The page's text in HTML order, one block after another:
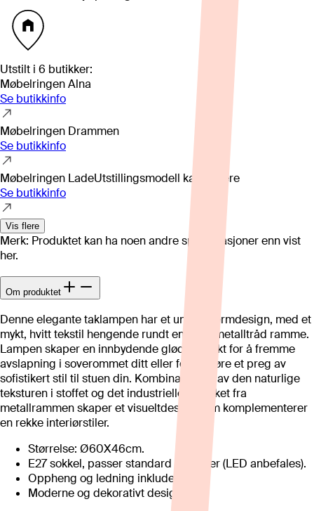
Utstilt i 6 butikker:
Møbelringen Alna
Se butikkinfo
Møbelringen Drammen
Se butikkinfo
Møbelringen LadeUtstillingsmodell kan variere
Se butikkinfo
Vis flere
Merk: Produktet kan ha noen andre spesifikasjoner enn vist
her.
Om produktet
Denne elegante taklampen har et unikt skjermdesign, med et
mykt, hvitt tekstil hengende rundt en solid metalltråd ramme.
Lampen skaper en innbydende glød, perfekt for å fremme
avslapning i soverommet ditt eller for å tilføre et preg av
sofistikert stil til stuen din. Kombinasjonen av den naturlige
teksturen i stoffet og det industrielle uttrykket fra
metallrammen skaper et visueltdesign som komplementerer
en rekke interiørstiler.
Størrelse: Ø60X46cm.
E27 sokkel, passer standard lyspærer (LED anbefales).
Oppheng og ledning inkludert.
Moderne og dekorativt design.